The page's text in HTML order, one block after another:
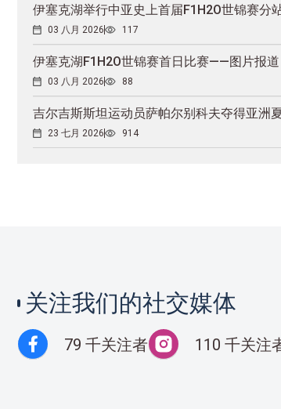
伊塞克湖举行中亚史上首届F1H2O世锦赛分
03 八月 2026 117
伊塞克湖F1H2O世锦赛首日比赛——图片报道
03 八月 2026 88
吉尔吉斯斯坦运动员萨帕尔别科夫夺得亚洲
23 七月 2026 914
关注我们的社交媒体
79 千关注者 110 千关注